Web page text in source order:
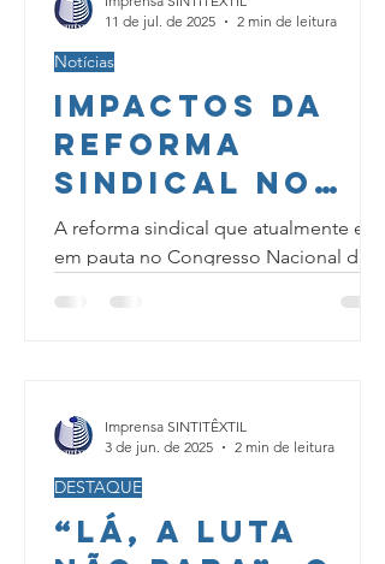
Impactos da
Reforma
Sindical no
Brasil
A reforma sindical que atualmente está
em pauta no Congresso Nacional do
para a organização dos...
Notícias
11 de jul. de 2025
2 min de leitura
“Lá, a Luta
DESTAQUE
Imprensa SINTITÊXTIL
3 de jun. de 2025
2 min de leitura